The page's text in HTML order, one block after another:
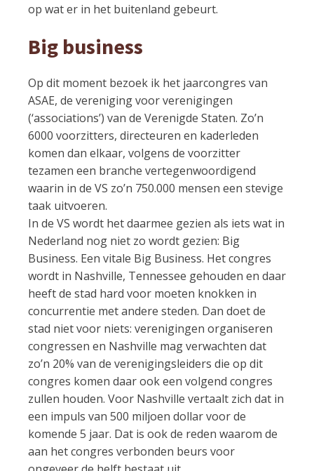
op wat er in het buitenland gebeurt.
Big business
Op dit moment bezoek ik het jaarcongres van
ASAE, de vereniging voor verenigingen
(‘associations’) van de Verenigde Staten. Zo’n
6000 voorzitters, directeuren en kaderleden
komen dan elkaar, volgens de voorzitter
tezamen een branche vertegenwoordigend
waarin in de VS zo’n 750.000 mensen een stevige
taak uitvoeren.
In de VS wordt het daarmee gezien als iets wat in
Nederland nog niet zo wordt gezien: Big
Business. Een vitale Big Business. Het congres
wordt in Nashville, Tennessee gehouden en daar
heeft de stad hard voor moeten knokken in
concurrentie met andere steden. Dan doet de
stad niet voor niets: verenigingen organiseren
congressen en Nashville mag verwachten dat
zo’n 20% van de verenigingsleiders die op dit
congres komen daar ook een volgend congres
zullen houden. Voor Nashville vertaalt zich dat in
een impuls van 500 miljoen dollar voor de
komende 5 jaar. Dat is ook de reden waarom de
aan het congres verbonden beurs voor